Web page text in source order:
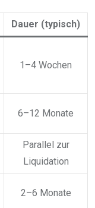
Dauer (typisch)
1–4 Wochen
6–12 Monate
Parallel zur
Liquidation
2–6 Monate